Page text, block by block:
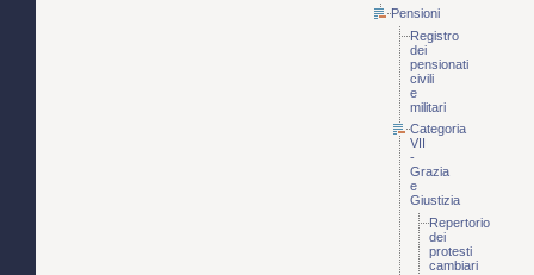
Pensioni
Registro
dei
pensionati
civili
e
militari
Categoria
VII
-
Grazia
e
Giustizia
Repertorio
dei
protesti
cambiari